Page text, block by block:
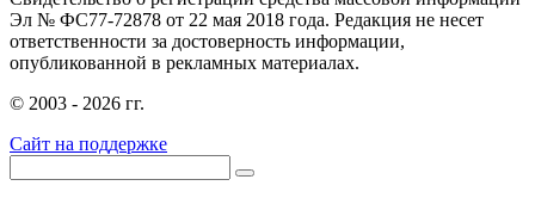
Эл № ФС77-72878 от 22 мая 2018 года. Редакция не несет
ответственности за достоверность информации,
опубликованной в рекламных материалах.
© 2003 - 2026 гг.
Сайт на поддержке